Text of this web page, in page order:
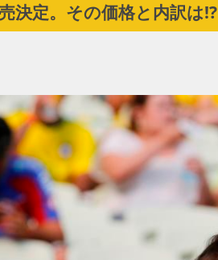
ホーム
ーテイメント
グルメ
トラベル
サッカー
決定。その価格と内訳は!?